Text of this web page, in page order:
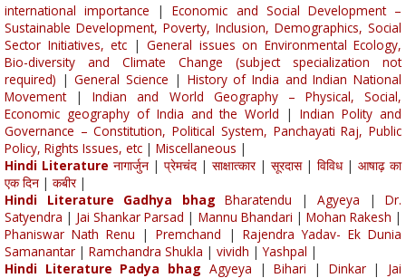
international importance |Economic and Social Development –
Sustainable Development, Poverty, Inclusion, Demographics, Social
Sector Initiatives, etc | General issues on Environmental Ecology,
Bio-diversity and Climate Change (subject specialization not
required) |General Science | History of India and Indian National
Movement|Indian and World Geography – Physical, Social,
Economic geography of India and the World |Indian Polity and
Governance – Constitution, Political System, Panchayati Raj, Public
Policy, Rights Issues, etc | Miscellaneous |
Hindi Literature नागार्जुन | प्रेमचंद | साक्षात्कार| सूरदास| विविध| आषाढ़ का
एक दिन | कबीर|
Hindi Literature Gadhya bhag Bharatendu | Agyeya | Dr.
Satyendra | Jai Shankar Parsad | Mannu Bhandari | Mohan Rakesh |
Phaniswar Nath Renu |Premchand | Rajendra Yadav- Ek Dunia
Samanantar | Ramchandra Shukla | vividh |Yashpal |
Hindi Literature Padya bhag Agyeya |Bihari | Dinkar| Jai